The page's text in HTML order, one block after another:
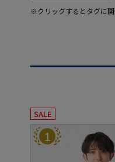
※クリックするとタグに関
SALE
1